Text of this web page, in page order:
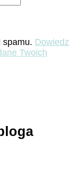
spamu. Dowiedz
Twoich